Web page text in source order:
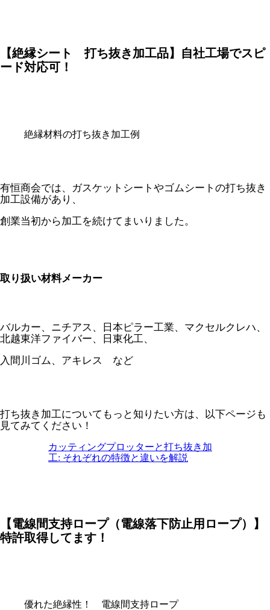
【絶縁シート 打ち抜き加工品】自社工場でスピ
ード対応可！
絶縁材料の打ち抜き加工例
有恒商会では、ガスケットシートやゴムシートの打ち抜き
加工設備があり、
創業当初から加工を続けてまいりました。
取り扱い材料メーカー
バルカー、ニチアス、日本ピラー工業、マクセルクレハ、
北越東洋ファイバー、日東化工、
入間川ゴム、アキレス など
打ち抜き加工についてもっと知りたい方は、以下ページも
見てみてください！
カッティングプロッターと打ち抜き加
工: それぞれの特徴と違いを解説
【電線間支持ロープ（電線落下防止用ロープ）】
特許取得してます！
優れた絶縁性！ 電線間支持ロープ